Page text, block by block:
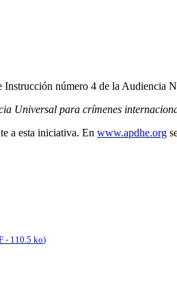
número 4 de la Audiencia
Universal para crímenes
a esta iniciativa. En www.apdhe.org
- 110.5 ko)